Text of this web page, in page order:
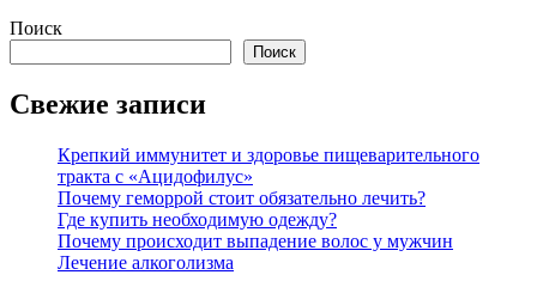
Поиск
Поиск
Свежие записи
Крепкий иммунитет и здоровье пищеварительного
тракта с «Ацидофилус»
Почему геморрой стоит обязательно лечить?
Где купить необходимую одежду?
Почему происходит выпадение волос у мужчин
Лечение алкоголизма